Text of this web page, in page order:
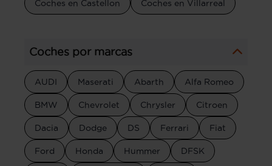
Coches en Castellon Coches en Villarreal
Coches por marcas
AUDI Maserati Abarth Alfa Romeo
BMW Chevrolet Chrysler Citroen
Dacia Dodge DS Ferrari Fiat
Ford Honda Hummer DFSK